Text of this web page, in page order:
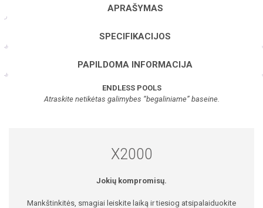
APRAŠYMAS
SPECIFIKACIJOS
PAPILDOMA INFORMACIJA
ENDLESS POOLS
Atraskite netikėtas galimybes “begaliniame” baseine.
X2000
Jokių kompromisų.
Mankštinkitės, smagiai leiskite laiką ir tiesiog atsipalaiduokite